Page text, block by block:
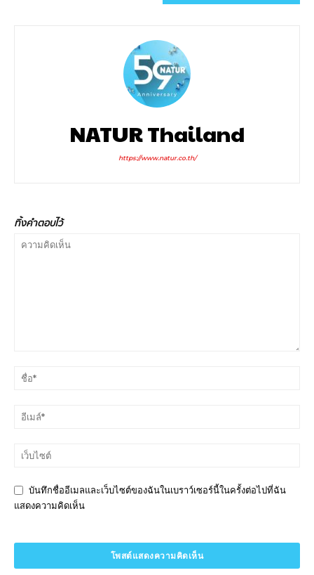
NATUR Thailand
https://www.natur.co.th/
ทิ้งคำตอบไว้
บันทึกชื่ออีเมลและเว็บไซต์ของฉันในเบราว์เซอร์นี้ในครั้งต่อไปที่ฉัน
แสดงความคิดเห็น